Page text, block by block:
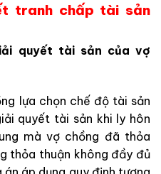
tranh chấp tài sản
quyết tài sản của vợ
lựa chọn chế độ tài sản
quyết tài sản khi ly hôn
mà vợ chồng đã thỏa
thỏa thuận không đầy đủ